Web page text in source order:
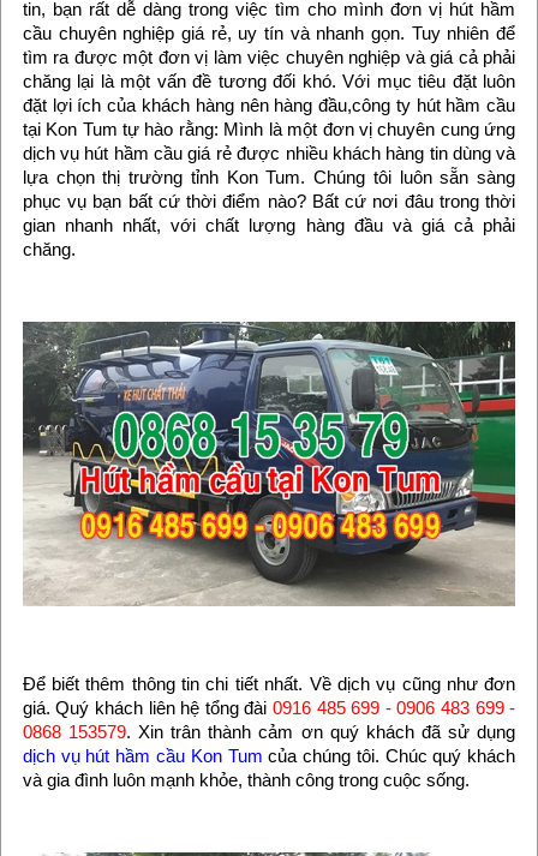
tin, bạn rất dễ dàng trong việc tìm cho mình đơn vị hút hầm
cầu chuyên nghiệp giá rẻ, uy tín và nhanh gọn. Tuy nhiên để
tìm ra được một đơn vị làm việc chuyên nghiệp và giá cả phải
chăng lại là một vấn đề tương đối khó. Với mục tiêu đặt luôn
đặt lợi ích của khách hàng nên hàng đầu,công ty hút hầm cầu
tại Kon Tum tự hào rằng: Mình là một đơn vị chuyên cung ứng
dịch vụ hút hầm cầu giá rẻ được nhiều khách hàng tin dùng và
lựa chọn thị trường tỉnh Kon Tum. Chúng tôi luôn sẵn sàng
phục vụ bạn bất cứ thời điểm nào? Bất cứ nơi đâu trong thời
gian nhanh nhất, với chất lượng hàng đầu và giá cả phải
chăng.
Để biết thêm thông tin chi tiết nhất. Về dịch vụ cũng như đơn
giá. Quý khách liên hệ tổng đài 0916 485 699 - 0906 483 699 -
0868 153579. Xin trân thành cảm ơn quý khách đã sử dụng
dịch vụ hút hầm cầu Kon Tum của chúng tôi. Chúc quý khách
và gia đình luôn mạnh khỏe, thành công trong cuộc sống.